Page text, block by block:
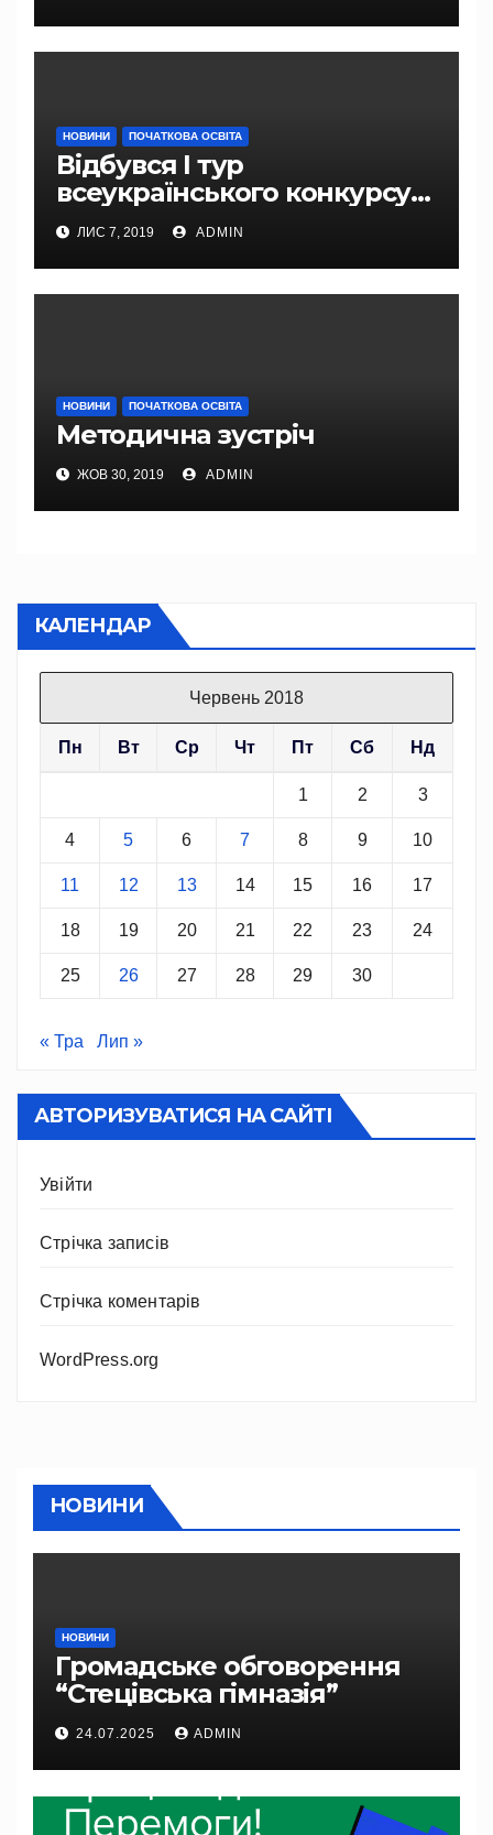
НОВИНИ ПОЧАТКОВА ОСВІТА
Відбувся І тур
всеукраїнського конкурсу
«Учитель року – 2020»
ЛИС 7, 2019 ADMIN
НОВИНИ ПОЧАТКОВА ОСВІТА
Методична зустріч
ЖОВ 30, 2019 ADMIN
КАЛЕНДАР
Червень 2018
Пн Вт Ср Чт Пт Сб Нд
1 2 3
4 5 6 7 8 9 10
11 12 13 14 15 16 17
18 19 20 21 22 23 24
25 26 27 28 29 30
« Тра Лип »
АВТОРИЗУВАТИСЯ НА САЙТІ
Увійти
Стрічка записів
Стрічка коментарів
WordPress.org
НОВИНИ
НОВИНИ
Громадське обговорення
“Стецівська гімназія”
24.07.2025 ADMIN